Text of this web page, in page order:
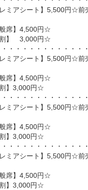
ミアシート】5,500円☆前
席】4,500円☆
割】 3,000円☆
・・・・・・・・・・・
ミアシート】5,500円☆前
席】4,500円☆
】3,000円☆
・・・・・・・・・・・
ミアシート】5,500円☆前
席】4,500円☆
】3,000円☆
・・・・・・・・・・・
ミアシート】5,500円☆前
席】4,500円☆
】3,000円☆